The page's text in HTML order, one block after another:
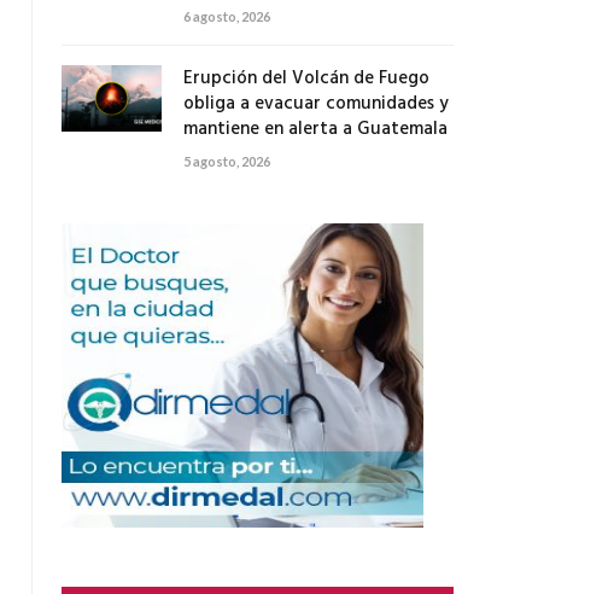
6 agosto, 2026
Erupción del Volcán de Fuego
obliga a evacuar comunidades y
mantiene en alerta a Guatemala
5 agosto, 2026